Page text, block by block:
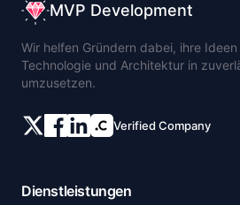
MVP Development
Wir helfen Gründern dabei, ihre
Technologie und Architektur in
umzusetzen.
Verified Company
Dienstleistungen